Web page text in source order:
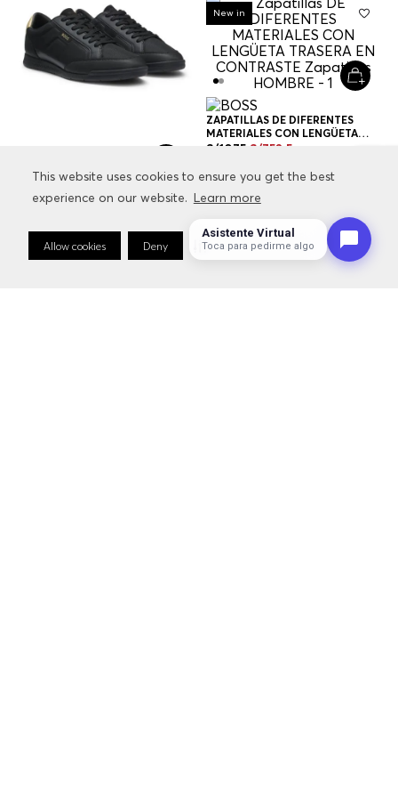
This website uses cookies to ensure you get the best
experience on our website. Learn more
Allow cookies Deny Cookie Preferences
This website uses cookies to ensure you get the best
experience on our website. Learn more
Allow cookies Deny Cookie Preferences
AGREGAR A BOLSA
ZAPATILLAS DE DIFERENTES
TRASERA EN CONTRASTE
ZAPATILLAS HOMBRE
S/1075 S/752.5
-30%
New in
ZAPATILLAS DE DIFERENTES
MATERIALES CON LENGÜETA
TRASERA EN CONTRASTE
S/1075 S/752 5
Asistente Virtual
Toca para pedirme algo